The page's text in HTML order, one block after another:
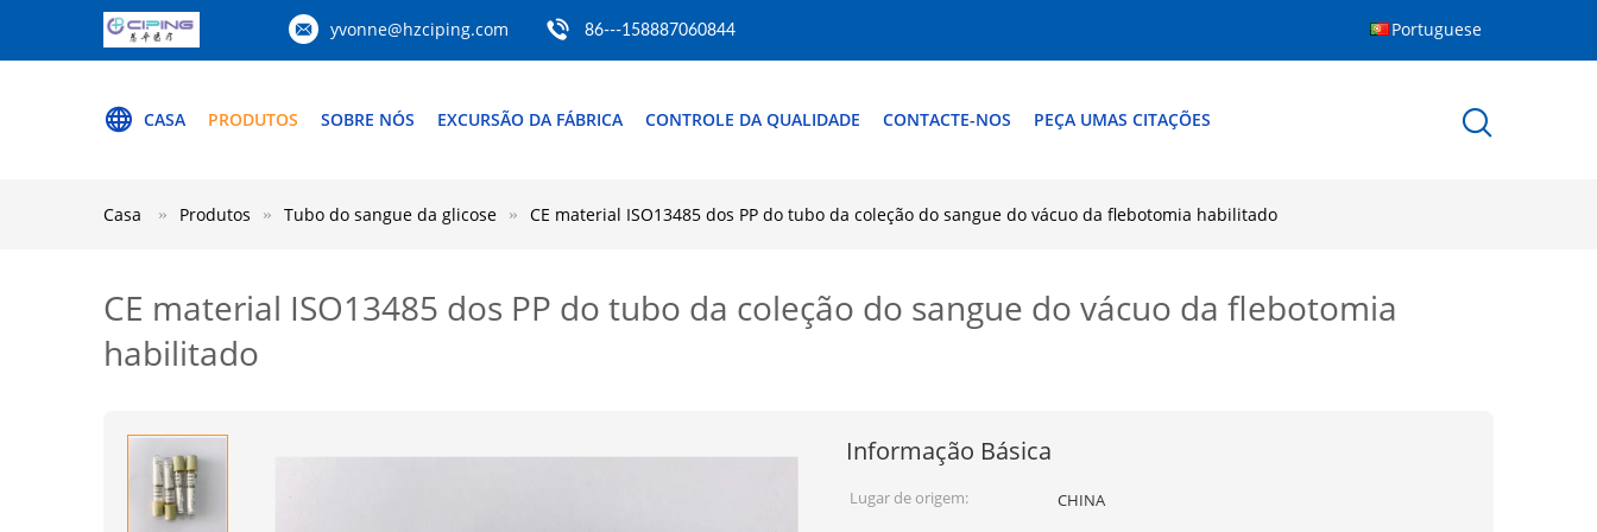
yvonne@hzciping.com 86---158887060844 Portuguese
CASA PRODUTOS SOBRE NÓS EXCURSÃO DA FÁBRICA CONTROLE DA QUALIDADE CONTACTE-NOS PEÇA UMAS CITAÇÕES
Casa Produtos Tubo do sangue da glicose CE material ISO13485 dos PP do tubo da coleção do sangue do vácuo da flebotomia habilitado
CE material ISO13485 dos PP do tubo da coleção do sangue do vácuo da flebotomia
habilitado
Informação Básica
Lugar de origem:
CHINA